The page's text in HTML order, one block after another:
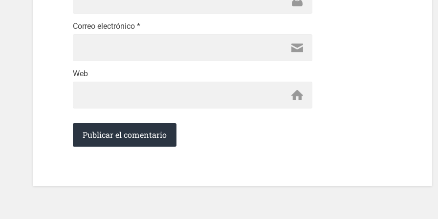
Correo electrónico *
Web